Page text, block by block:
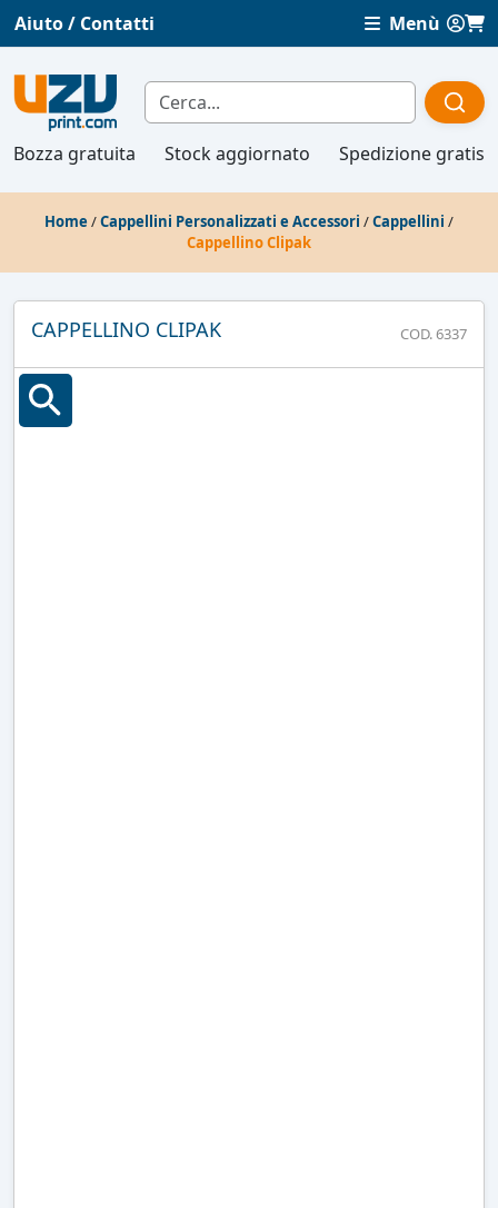
Aiuto / Contatti Menù
Bozza gratuita Stock aggiornato Spedizione gratis
Home /Cappellini Personalizzati e Accessori /Cappellini /
Cappellino Clipak
CAPPELLINO CLIPAK COD. 6337